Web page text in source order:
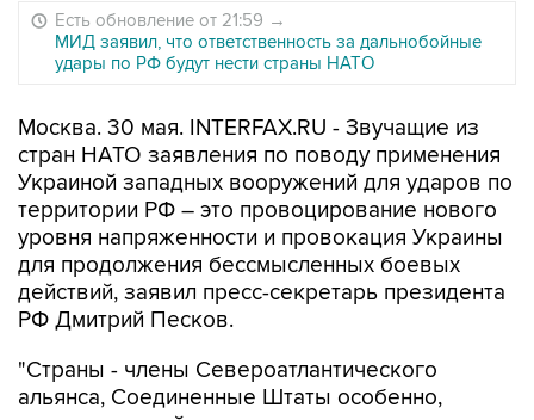
Есть обновление от 21:59 →
МИД заявил, что ответственность за дальнобойные
удары по РФ будут нести страны НАТО
Москва. 30 мая. INTERFAX.RU - Звучащие из
стран НАТО заявления по поводу применения
Украиной западных вооружений для ударов по
территории РФ – это провоцирование нового
уровня напряженности и провокация Украины
для продолжения бессмысленных боевых
действий, заявил пресс-секретарь президента
РФ Дмитрий Песков.
"Страны - члены Североатлантического
альянса, Соединенные Штаты особенно,